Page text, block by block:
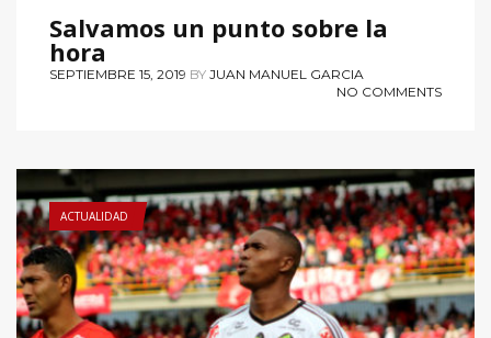
Salvamos un punto sobre la
hora
SEPTIEMBRE 15, 2019 BY JUAN MANUEL GARCIA
NO COMMENTS
ACTUALIDAD